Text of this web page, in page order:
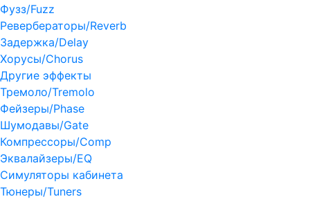
Фузз/Fuzz
Ревербераторы/Reverb
Задержка/Delay
Хорусы/Chorus
Другие эффекты
Тремоло/Tremolo
Фейзеры/Phase
Шумодавы/Gate
Компрессоры/Comp
Эквалайзеры/EQ
Симуляторы кабинета
Тюнеры/Tuners